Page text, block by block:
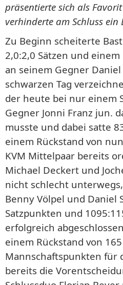
präsentierte sich als
verhinderte am Schluss ein
Zu Beginn scheiterte
2,0:2,0 Sätzen und
an seinem Gegner
schwarzen Tag
der heute bei nur einem
Gegner Jonni Franz jun.
musste und dabei satte
einem Rückstand von
KVM Mittelpaar bereits
Michael Deckert und
nicht schlecht
Benny Völpel und Daniel
Satzpunkten und
erfolgreich
einem Rückstand von
Mannschaftspunkten für
bereits die